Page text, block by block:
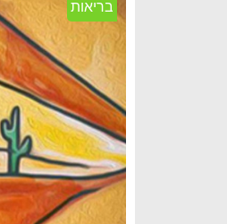
בריאות